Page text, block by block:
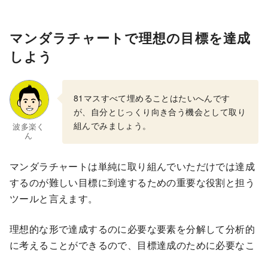
マンダラチャートで理想の目標を達成
しよう
波多楽く
ん
81マスすべて埋めることはたいへんです
が、自分とじっくり向き合う機会として取り
組んでみましょう。
マンダラチャートは単純に取り組んでいただけでは達成
するのが難しい目標に到達するための重要な役割と担う
ツールと言えます。
理想的な形で達成するのに必要な要素を分解して分析的
に考えることができるので、目標達成のために必要なこ